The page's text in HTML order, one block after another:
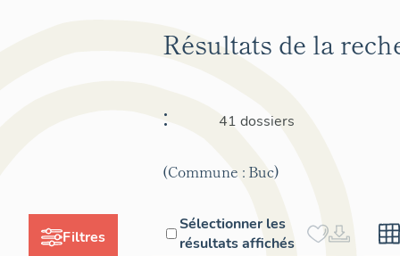
Filtres
Résultats de la
:
41 dossiers
(Commune : Buc)
Sélectionner les
résultats affichés